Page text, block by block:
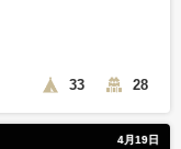
33 28
4月19日